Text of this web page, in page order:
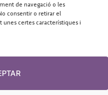
de navegació o les
consentir o retirar el
certes característiques i